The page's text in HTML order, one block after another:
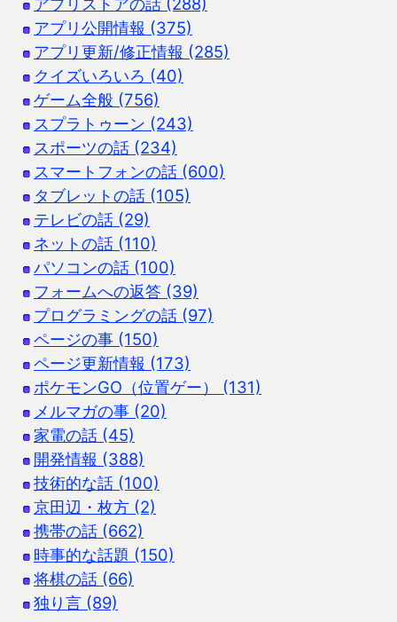
アプリ公開情報 (375)
アプリ更新/修正情報 (285)
クイズいろいろ (40)
ゲーム全般 (756)
スプラトゥーン (243)
スポーツの話 (234)
スマートフォンの話 (600)
タブレットの話 (105)
テレビの話 (29)
ネットの話 (110)
パソコンの話 (100)
フォームへの返答 (39)
プログラミングの話 (97)
ページの事 (150)
ページ更新情報 (173)
ポケモンGO（位置ゲー） (131)
メルマガの事 (20)
家電の話 (45)
開発情報 (388)
技術的な話 (100)
京田辺・枚方 (2)
携帯の話 (662)
時事的な話題 (150)
将棋の話 (66)
独り言 (89)